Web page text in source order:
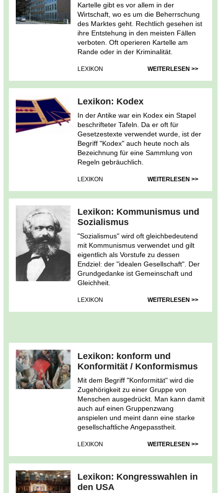
Kartelle gibt es vor allem in der
Wirtschaft, wo es um die Beherrschung
des Marktes geht. Rechtlich gesehen ist
ihre Entstehung in den meisten Fällen
verboten. Oft operieren Kartelle am
Rande oder in der Kriminalität.
LEXIKON WEITERLESEN >>
Lexikon: Kodex
In der Antike war ein Kodex ein Stapel
beschrifteter Tafeln. Da er oft für
Gesetzestexte verwendet wurde, ist der
Begriff "Kodex" auch heute noch als
Bezeichnung für eine Sammlung von
Regeln gebräuchlich.
LEXIKON WEITERLESEN >>
Lexikon: Kommunismus und
Sozialismus
"Sozialismus" wird oft gleichbedeutend
mit Kommunismus verwendet und gilt
eigentlich als Vorstufe zu dessen
Endziel: der "idealen Gesellschaft". Der
Grundgedanke ist Gemeinschaft und
Gleichheit.
LEXIKON WEITERLESEN >>
Lexikon: konform und
Konformität / Konformismus
Mit dem Begriff "Konformität" wird die
Zugehörigkeit zu einer Gruppe von
Menschen ausgedrückt. Man kann damit
auch auf einen Gruppenzwang
anspielen und meint dann eine starke
gesellschaftliche Angepasstheit.
LEXIKON WEITERLESEN >>
Lexikon: Kongresswahlen in
den USA